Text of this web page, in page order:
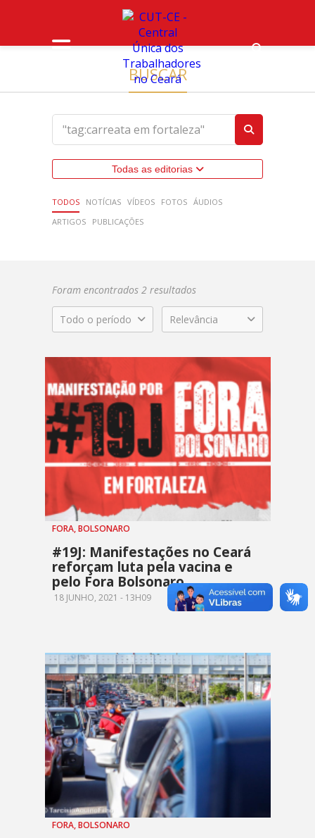
BUSCAR
Todas as editorias
TODOS NOTÍCIAS VÍDEOS FOTOS ÁUDIOS
ARTIGOS
PUBLICAÇÕES
Foram encontrados 2 resultados
Todo o período Relevância
FORA, BOLSONARO
#19J: Manifestações no Ceará
reforçam luta pela vacina e
pelo Fora Bolsonaro
18 JUNHO, 2021 - 13H09
FORA, BOLSONARO